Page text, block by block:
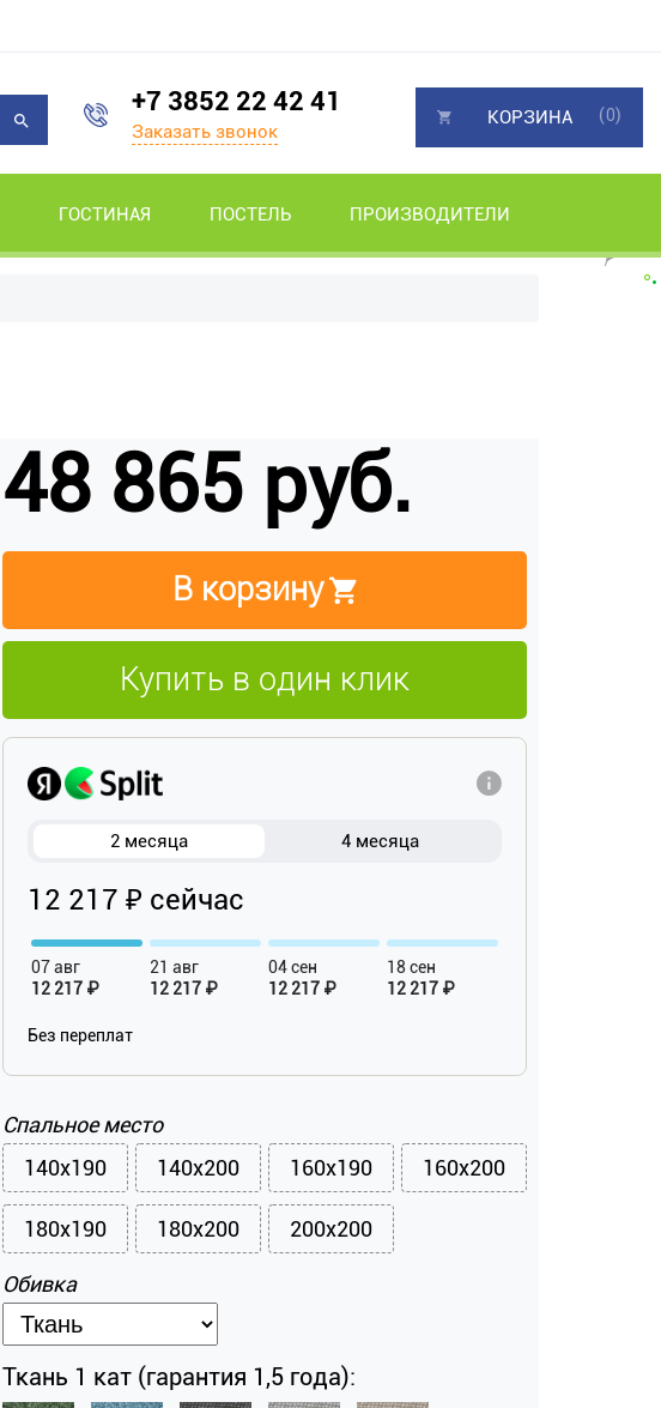
+7 3852 22 42 41
Заказать звонок
ГОСТИНАЯ ПОСТЕЛЬ ПРОИЗВОДИТЕЛИ
КОРЗИНА (0)
48 865 руб.
В корзину
Купить в один клик
2 месяца 4 месяца
12 217 ₽ сейчас
07 авг
12 217 ₽
21 авг
12 217 ₽
04 сен
12 217 ₽
18 сен
12 217 ₽
Без переплат
Спальное место
140x190
140x200 160x190 160x200
180x190 180x200 200x200
Обивка
Ткань 1 кат (гарантия 1,5 года):